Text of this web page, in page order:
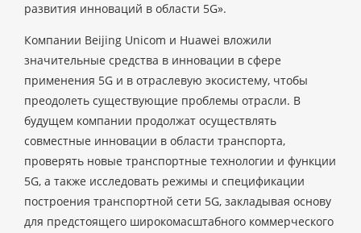
развития инноваций в области 5G».
Компании Beijing Unicom и Huawei вложили
значительные средства в инновации в сфере
применения 5G и в отраслевую экосистему, чтобы
преодолеть существующие проблемы отрасли. В
будущем компании продолжат осуществлять
совместные инновации в области транспорта,
проверять новые транспортные технологии и функции
5G, а также исследовать режимы и спецификации
построения транспортной сети 5G, закладывая основу
для предстоящего широкомасштабного коммерческого